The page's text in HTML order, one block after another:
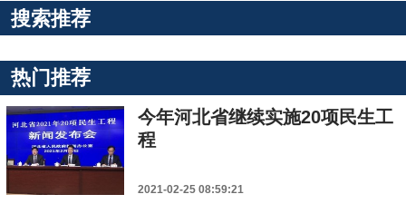
搜索推荐
热门推荐
今年河北省继续实施20项民生工
程
2021-02-25 08:59:21